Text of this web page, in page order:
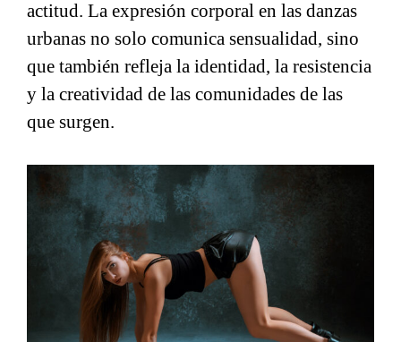
actitud. La expresión corporal en las danzas
urbanas no solo comunica sensualidad, sino
que también refleja la identidad, la resistencia
y la creatividad de las comunidades de las
que surgen.